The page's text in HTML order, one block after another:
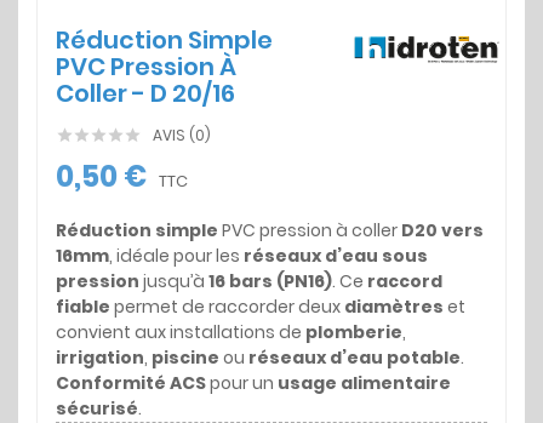
Réduction Simple
PVC Pression À
Coller - D 20/16
     AVIS (0)
0,50 € TTC
Réduction simple PVC pression à coller D20 vers
16mm, idéale pour les réseaux d’eau sous
pression jusqu’à 16 bars (PN16). Ce raccord
fiable permet de raccorder deux diamètres et
convient aux installations de plomberie,
irrigation, piscine ou réseaux d’eau potable.
Conformité ACSpour un usage alimentaire
sécurisé.